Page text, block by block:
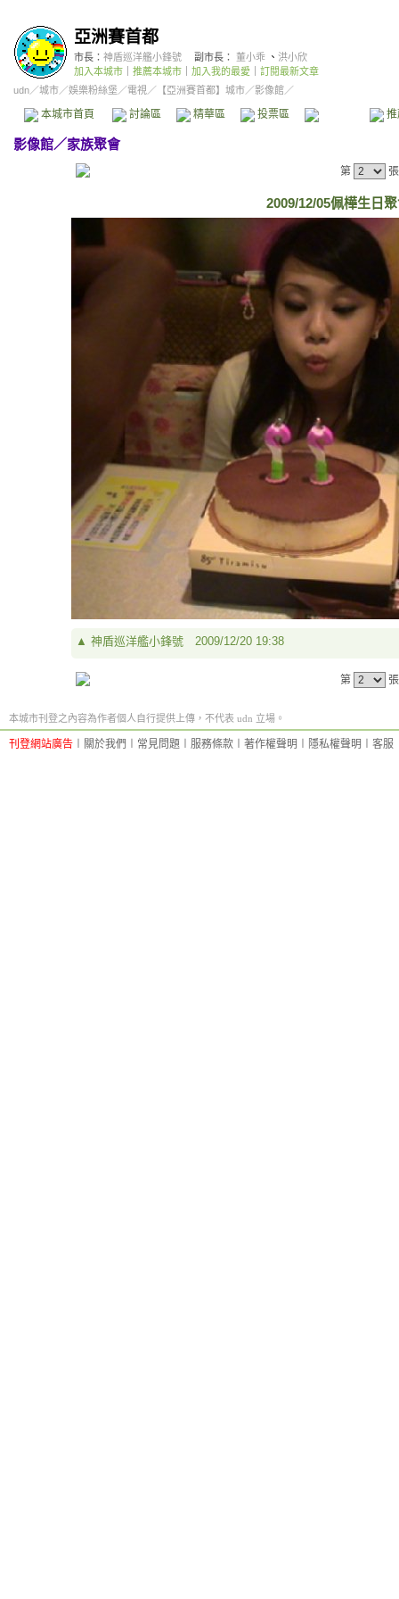
亞洲賽首都
市長： 神盾巡洋艦小鋒號 副市長： 董小乖 、 洪小欣
加入本城市
推薦本城市 加入我的最愛
訂閱最新文章
udn／城市／娛樂粉絲堡 ／電視 ／ 【亞洲賽首都】城市／影像館／
本城市首頁 討論區 精華區 投票區 影像館
影像館／家族聚會
第
2009/12/05佩樺生日
▲ 神盾巡洋艦小鋒號 2009/12/20 19:38
第
本城市刊登之內容為作者個人自行提供上傳，不代表 udn 立場。
刊登網站廣告 關於我們 常見問題 服務條款 著作權聲明 隱私權聲明 客服